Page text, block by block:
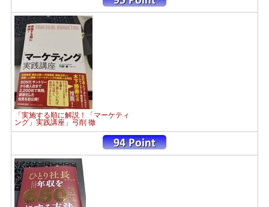
「実施する順に解説！「マーケティ
ング」実践講座」弓削 徹